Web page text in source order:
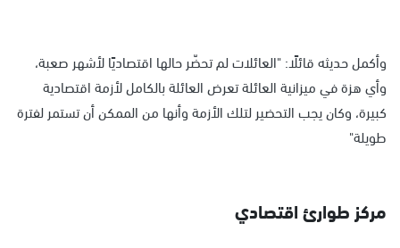
وأكمل حديثه قائلًا: "العائلات لم تحضّر حالها اقتصاديًا لأشهر صعبة،
وأي هزة في ميزانية العائلة تعرض العائلة بالكامل لأزمة اقتصادية
كبيرة، وكان يجب التحضير لتلك الأزمة وأنها من الممكن أن تستمر لفترة
طويلة"
مركز طوارئ اقتصادي